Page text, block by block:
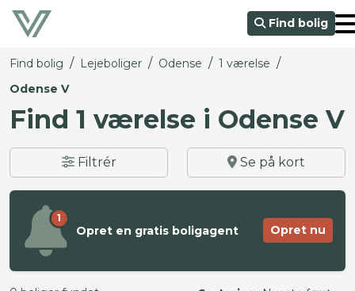
Find bolig
Find bolig / Lejeboliger / Odense / 1 værelse /
Odense V
Find 1 værelse i Odense V
Filtrér Se på kort
1
Opret en gratis boligagent Opret nu